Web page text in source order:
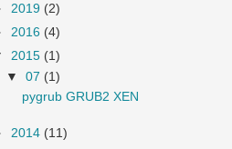
2019 (2)
2016 (4)
2015 (1)
▼07 (1)
pygrub GRUB2 XEN
2014 (11)